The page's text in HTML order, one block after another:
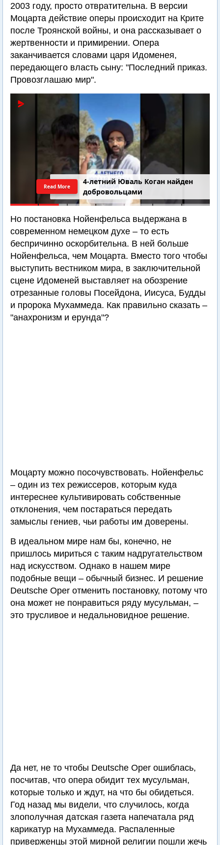
2003 году, просто отвратительна. В версии
Моцарта действие оперы происходит на Крите
после Троянской войны, и она рассказывает о
жертвенности и примирении. Опера
заканчивается словами царя Идоменея,
передающего власть сыну: "Последний приказ.
Провозглашаю мир".
4-летний Юваль Коган найден
добровольцами
Read More
Но постановка Нойенфельса выдержана в
современном немецком духе – то есть
беспричинно оскорбительна. В ней больше
Нойенфельса, чем Моцарта. Вместо того чтобы
выступить вестником мира, в заключительной
сцене Идоменей выставляет на обозрение
отрезанные головы Посейдона, Иисуса, Будды
и пророка Мухаммеда. Как правильно сказать –
"анахронизм и ерунда"?
Моцарту можно посочувствовать. Нойенфельс
– один из тех режиссеров, которым куда
интереснее культивировать собственные
отклонения, чем постараться передать
замыслы гениев, чьи работы им доверены.
В идеальном мире нам бы, конечно, не
пришлось мириться с таким надругательством
над искусством. Однако в нашем мире
подобные вещи – обычный бизнес. И решение
Deutsche Oper отменить постановку, потому что
она может не понравиться ряду мусульман, –
это трусливое и недальновидное решение.
Да нет, не то чтобы Deutsche Oper ошиблась,
посчитав, что опера обидит тех мусульман,
которые только и ждут, на что бы обидеться.
Год назад мы видели, что случилось, когда
злополучная датская газета напечатала ряд
карикатур на Мухаммеда. Распаленные
приверженцы этой мирной религии пошли жечь